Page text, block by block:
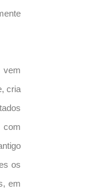
vem
cria
com
os
em